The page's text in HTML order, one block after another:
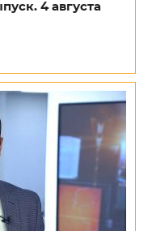
4 августа